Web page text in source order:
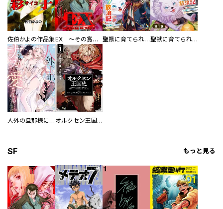
佐伯かよの作品集 EX ～その賞金稼ぎは、世界の出口を探す～【単行本版】 聖獣に育てられた少年の異世界ゆるり放浪記～神様からもらったチート魔法で、仲間たちとスローライフを満喫中～ 聖獣に育てられた少年の異世界ゆるり放浪記～神様からもらったチート魔法で、仲間たちとスローライフを満喫中～【分冊版】
人外の旦那様に娶られ毎晩ナカまで愛される…。アンソロジー オルクセン王国史
SF もっと見る